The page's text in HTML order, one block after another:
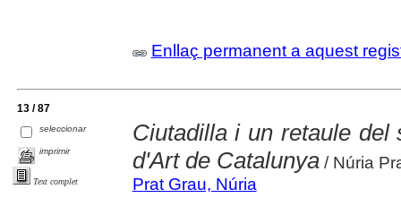
Enllaç permanent a aquest
13 / 87
seleccionar
imprimir
Text complet
Ciutadilla i un retaule del
d'Art de Catalunya/ Núria
Prat Grau, Núria